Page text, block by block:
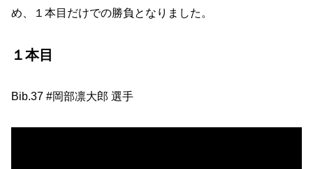
め、１本目だけでの勝負となりました。
１本目
Bib.37 #岡部凛大郎 選手